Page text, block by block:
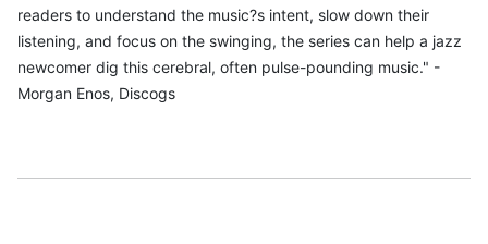
readers to understand the music?s intent, slow down their
listening, and focus on the swinging, the series can help a jazz
newcomer dig this cerebral, often pulse-pounding music." -
Morgan Enos, Discogs